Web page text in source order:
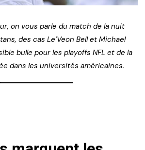
on vous parle du match de la nuit
des cas Le’Veon Bell et Michael
bulle pour les playoffs NFL et de la
dans les universités américaines.